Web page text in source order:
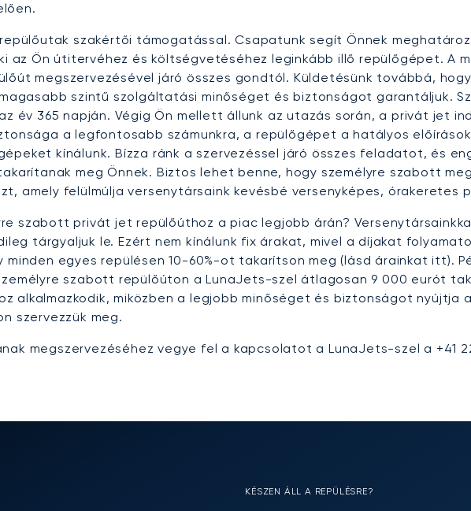
szakértői támogatással. Csapatunk segít Önnek
az Ön útitervéhez és költségvetéséhez leginkább illő repülőgépet. A
megszervezésével járó összes gondtól. Küldetésünk továbbá,
szintű szolgáltatási minőséget és biztonságot garantáljuk.
év 365 napján. Végig Ön mellett állunk az utazás során, a privát jet
a legfontosabb számunkra, a repülőgépet a hatályos
kínálunk. Bízza ránk a szervezéssel járó összes feladatot, és
meg Önnek. Biztos lehet benne, hogy személyre szabott
amely felülmúlja versenytársaink kevésbé versenyképes, órakeretes
szabott privát jet repülőúthoz a piac legjobb árán?
tárgyaljuk le. Ezért nem kínálunk fix árakat, mivel a díjakat
egyes repülésen 10-60%-ot takarítson meg (lásd árainkat itt).
szabott repülőúton a LunaJets-szel átlagosan 9 000 eurót
alkalmazkodik, miközben a legjobb minőséget és biztonságot
szervezzük meg.
megszervezéséhez vegye fel a kapcsolatot a LunaJets-szel a +41
KÉSZEN ÁLL A REPÜLÉSRE?